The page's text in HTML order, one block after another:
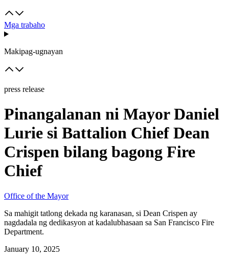
Mga trabaho
Makipag-ugnayan
press release
Pinangalanan ni Mayor Daniel
Lurie si Battalion Chief Dean
Crispen bilang bagong Fire
Chief
Office of the Mayor
Sa mahigit tatlong dekada ng karanasan, si Dean Crispen ay
nagdadala ng dedikasyon at kadalubhasaan sa San Francisco Fire
Department.
January 10, 2025